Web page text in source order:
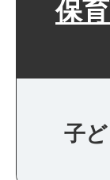
保
子